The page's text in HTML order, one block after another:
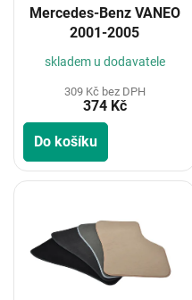
Mercedes-Benz VANEO
2001-2005
skladem u dodavatele
309 Kč bez DPH
374 Kč
Do košíku